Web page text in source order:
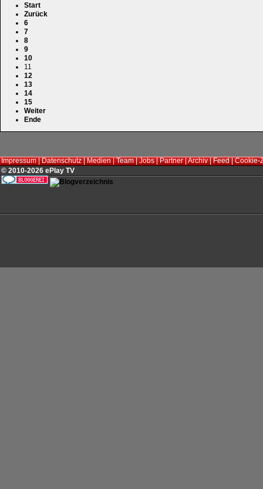
Start
Zurück
6
7
8
9
10
11
12
13
14
15
Weiter
Ende
Impressum|Datenschutz|Medien|Team|Jobs|Partner|Archiv|Feed|Cookie-
© 2010-2026 ePlay TV